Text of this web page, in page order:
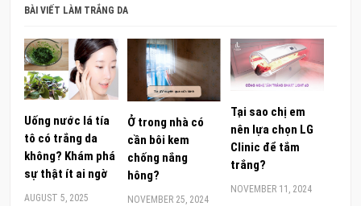
BÀI VIẾT LÀM TRẮNG DA
Uống nước lá tía
tô có trắng da
không? Khám phá
sự thật ít ai ngờ
AUGUST 5, 2025
Ở trong nhà có
cần bôi kem
chống nắng
hông?
NOVEMBER 25, 2024
Tại sao chị em
nên lựa chọn LG
Clinic để tắm
trắng?
NOVEMBER 11, 2024